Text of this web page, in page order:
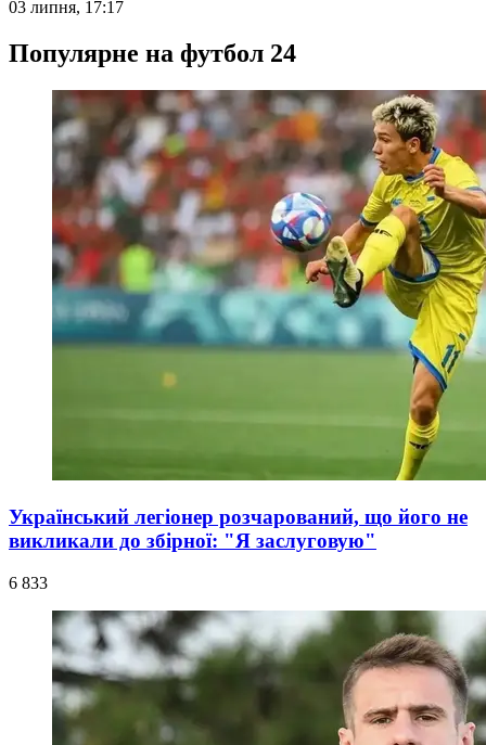
03 липня, 17:17
Популярне на футбол 24
Український легіонер розчарований, що його не
викликали до збірної: "Я заслуговую"
6 833